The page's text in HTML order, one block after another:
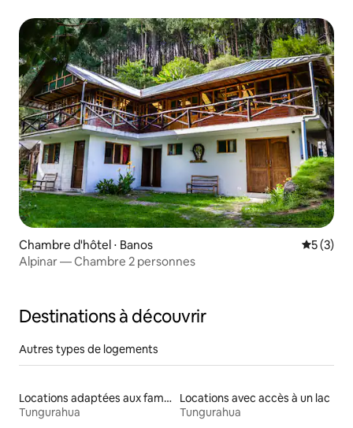
Chambre d'hôtel ⋅ Banos
5 (3)
Alpinar — Chambre 2 personnes
Destinations à découvrir
Autres types de logements
Locations adaptées aux familles
Tungurahua
Locations avec accès à un lac
Tungurahua